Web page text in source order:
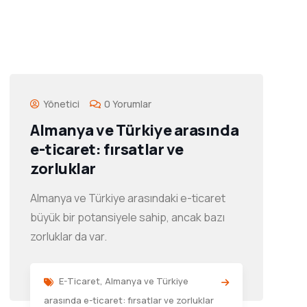
Yönetici 0 Yorumlar
Almanya ve Türkiye arasında
e-ticaret: fırsatlar ve
zorluklar
Almanya ve Türkiye arasındaki e-ticaret
büyük bir potansiyele sahip, ancak bazı
zorluklar da var.
E-Ticaret, Almanya ve Türkiye
arasında e-ticaret: fırsatlar ve zorluklar